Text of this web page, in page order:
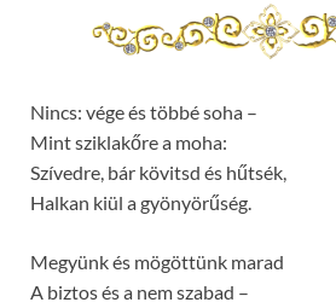
Nincs: vége és többé soha –
Mint sziklakőre a moha:
Szívedre, bár kövitsd és hűtsék,
Halkan kiül a gyönyörűség.
Megyünk és mögöttünk marad
A biztos és a nem szabad –